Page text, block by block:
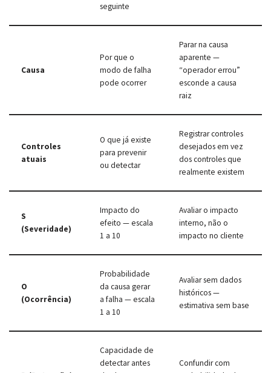
seguinte
Causa
Por que o
modo de falha
pode ocorrer
Parar na causa
aparente —
“operador errou”
esconde a causa
raiz
Controles
atuais
O que já existe
para prevenir
ou detectar
Registrar controles
desejados em vez
dos controles que
realmente existem
S
(Severidade)
Impacto do
efeito — escala
1 a 10
Avaliar o impacto
interno, não o
impacto no cliente
O
(Ocorrência)
Probabilidade
da causa gerar
a falha — escala
1 a 10
Avaliar sem dados
históricos —
estimativa sem base
Capacidade de
detectar antes
Confundir com